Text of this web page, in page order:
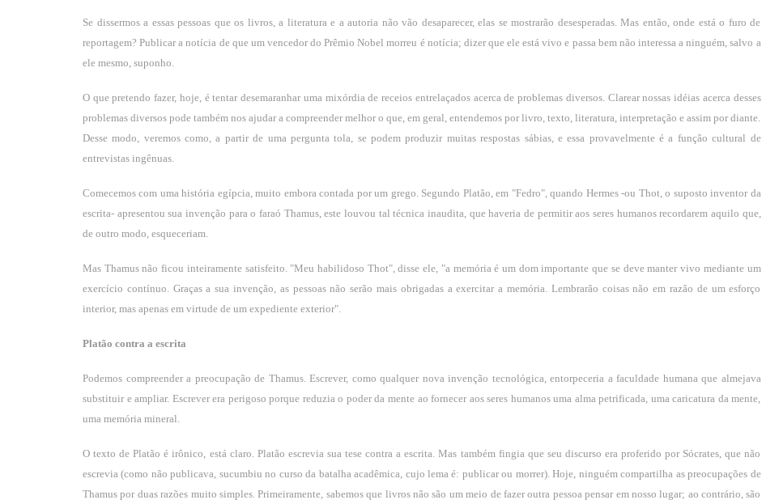
Se dissermos a essas pessoas que os livros, a literatura e a autoria não vão desaparecer, elas se mostrarão desesperadas. Mas então, onde está o furo de
reportagem? Publicar a notícia de que um vencedor do Prêmio Nobel morreu é notícia; dizer que ele está vivo e passa bem não interessa a ninguém, salvo a
ele mesmo, suponho.
O que pretendo fazer, hoje, é tentar desemaranhar uma mixórdia de receios entrelaçados acerca de problemas diversos. Clarear nossas idéias acerca desses
problemas diversos pode também nos ajudar a compreender melhor o que, em geral, entendemos por livro, texto, literatura, interpretação e assim por diante.
Desse modo, veremos como, a partir de uma pergunta tola, se podem produzir muitas respostas sábias, e essa provavelmente é a função cultural de
entrevistas ingênuas.
Comecemos com uma história egípcia, muito embora contada por um grego. Segundo Platão, em "Fedro", quando Hermes -ou Thot, o suposto inventor da
escrita- apresentou sua invenção para o faraó Thamus, este louvou tal técnica inaudita, que haveria de permitir aos seres humanos recordarem aquilo que,
de outro modo, esqueceriam.
Mas Thamus não ficou inteiramente satisfeito. "Meu habilidoso Thot", disse ele, "a memória é um dom importante que se deve manter vivo mediante um
exercício contínuo. Graças a sua invenção, as pessoas não serão mais obrigadas a exercitar a memória. Lembrarão coisas não em razão de um esforço
interior, mas apenas em virtude de um expediente exterior".
Platão contra a escrita
Podemos compreender a preocupação de Thamus. Escrever, como qualquer nova invenção tecnológica, entorpeceria a faculdade humana que almejava
substituir e ampliar. Escrever era perigoso porque reduzia o poder da mente ao fornecer aos seres humanos uma alma petrificada, uma caricatura da mente,
uma memória mineral.
O texto de Platão é irônico, está claro. Platão escrevia sua tese contra a escrita. Mas também fingia que seu discurso era proferido por Sócrates, que não
escrevia (como não publicava, sucumbiu no curso da batalha acadêmica, cujo lema é: publicar ou morrer). Hoje, ninguém compartilha as preocupações de
Thamus por duas razões muito simples. Primeiramente, sabemos que livros não são um meio de fazer outra pessoa pensar em nosso lugar; ao contrário, são